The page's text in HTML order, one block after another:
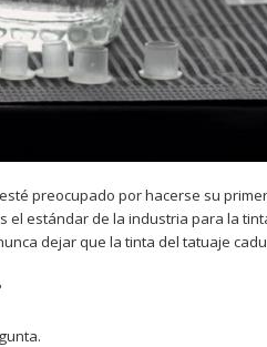
preocupado por hacerse su
el estándar de la industria para la
dejar que la tinta del tatuaje